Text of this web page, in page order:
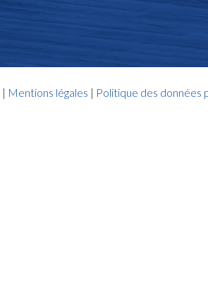
| Mentions légales | Politique des données